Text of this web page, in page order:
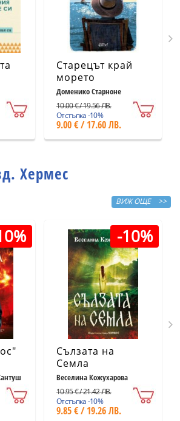
Старецът край
морето
Доменико Старноне
10.00 € / 19.56 ЛВ.
Отстъпка -10%
9.00 € / 17.60 ЛВ.
Хермес
ВИЖ ОЩЕ >>
-10%
Сълзата на
Семла
Веселина Кожухарова
10.95 € / 21.42 ЛВ.
Отстъпка -10%
9.85 € / 19.26 ЛВ.